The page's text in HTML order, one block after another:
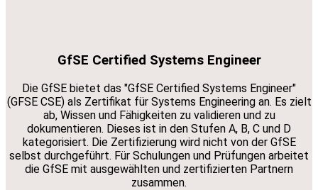
GfSE Certified Systems Engineer
Die GfSE bietet das "GfSE Certified Systems Engineer"
(GFSE CSE) als Zertifikat für Systems Engineering an. Es zielt
ab, Wissen und Fähigkeiten zu validieren und zu
dokumentieren. Dieses ist in den Stufen A, B, C und D
kategorisiert. Die Zertifizierung wird nicht von der GfSE
selbst durchgeführt. Für Schulungen und Prüfungen arbeitet
die GfSE mit ausgewählten und zertifizierten Partnern
zusammen.